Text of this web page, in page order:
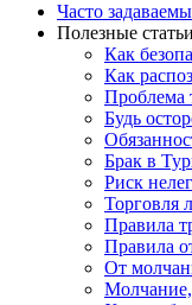
Часто
Полезные статьи
Как
Как
Проблема
Будь
Брак в
Риск
Торговля
Правила
Правила
От
Молчание,